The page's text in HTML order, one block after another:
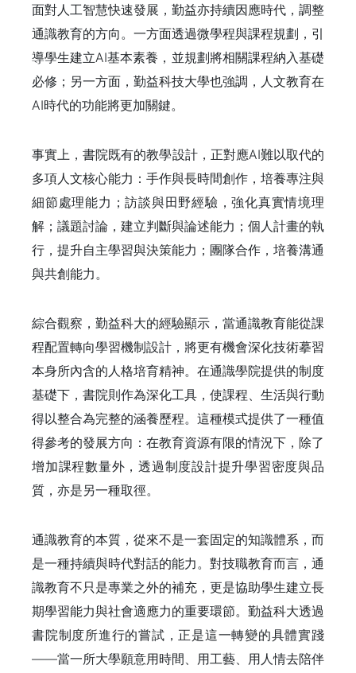
面對人工智慧快速發展，勤益亦持續因應時代，調整
通識教育的方向。一方面透過微學程與課程規劃，引
導學生建立AI基本素養，並規劃將相關課程納入基礎
必修；另一方面，勤益科技大學也強調，人文教育在
AI時代的功能將更加關鍵。
事實上，書院既有的教學設計，正對應AI難以取代的
多項人文核心能力：手作與長時間創作，培養專注與
細節處理能力；訪談與田野經驗，強化真實情境理
解；議題討論，建立判斷與論述能力；個人計畫的執
行，提升自主學習與決策能力；團隊合作，培養溝通
與共創能力。
綜合觀察，勤益科大的經驗顯示，當通識教育能從課
程配置轉向學習機制設計，將更有機會深化技術摹習
本身所內含的人格培育精神。在通識學院提供的制度
基礎下，書院則作為深化工具，使課程、生活與行動
得以整合為完整的涵養歷程。這種模式提供了一種值
得參考的發展方向：在教育資源有限的情況下，除了
增加課程數量外，透過制度設計提升學習密度與品
質，亦是另一種取徑。
通識教育的本質，從來不是一套固定的知識體系，而
是一種持續與時代對話的能力。對技職教育而言，通
識教育不只是專業之外的補充，更是協助學生建立長
期學習能力與社會適應力的重要環節。勤益科大透過
書院制度所進行的嘗試，正是這一轉變的具體實踐
——當一所大學願意用時間、用工藝、用人情去陪伴